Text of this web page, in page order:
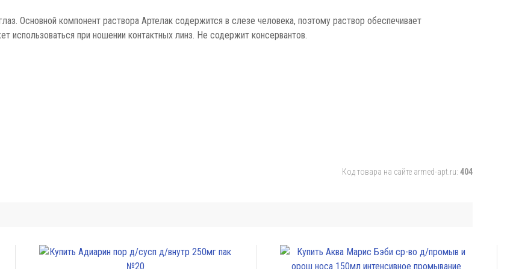
Основной компонент раствора Артелак содержится в слезе человека, поэтому раствор обеспечивает
использоваться при ношении контактных линз. Не содержит консервантов.
Код товара на сайте armed-apt.ru: 404